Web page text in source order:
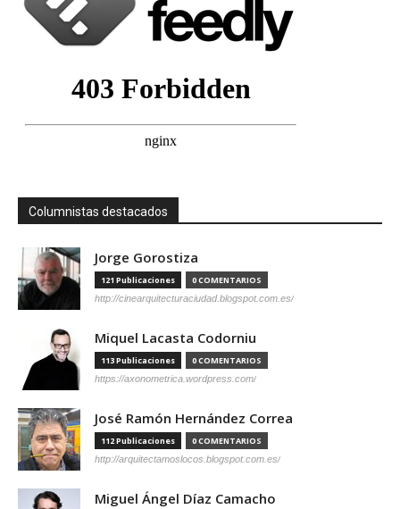
Columnistas destacados
Jorge Gorostiza
121 Publicaciones 0 COMENTARIOS
http://cinearquitecturaciudad.blogspot.com.es/
Miquel Lacasta Codorniu
113 Publicaciones 0 COMENTARIOS
https://axonometrica.wordpress.com/
José Ramón Hernández Correa
112 Publicaciones 0 COMENTARIOS
http://arquitectamoslocos.blogspot.com.es/
Miguel Ángel Díaz Camacho